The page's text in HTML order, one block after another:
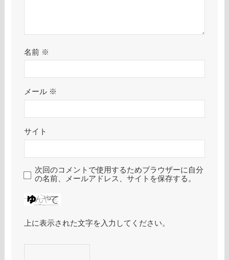
名前 ※
メール ※
サイト
次回のコメントで使用するためブラウザーに自分
の名前、メールアドレス、サイトを保存する。
上に表示された文字を入力してください。